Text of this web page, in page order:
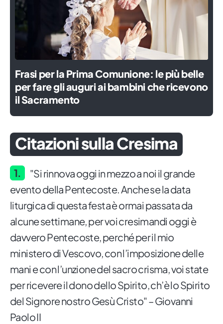
Frasi per la Prima Comunione: le più belle
per fare gli auguri ai bambini che ricevono
il Sacramento
Citazioni sulla Cresima
"Si rinnova oggi in mezzo a noi il grande
evento della Pentecoste. Anche se la data
liturgica di questa festa è ormai passata da
alcune settimane, per voi cresimandi oggi è
davvero Pentecoste, perché per il mio
ministero di Vescovo, con l’imposizione delle
mani e con l’unzione del sacro crisma, voi state
per ricevere il dono dello Spirito, ch’è lo Spirito
del Signore nostro Gesù Cristo" – Giovanni
Paolo II